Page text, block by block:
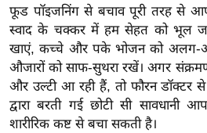
ज
न
ज
ग
त
बॉ
फूड पॉइजनिंग से बचाव पूरी तरह से
स्वाद के चक्कर में हम सेहत को भूल
खाएं, कच्चे और पके भोजन को अलग-
औजारों को साफ-सुथरा रखें। अगर
और उल्टी आ रही हैं, तो फौरन डॉक्टर
द्वारा बरती गई छोटी सी सावधानी
शारीरिक कष्ट से बचा सकती है।